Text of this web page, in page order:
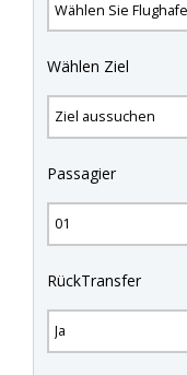
Wählen Ziel
Passagier
RückTransfer